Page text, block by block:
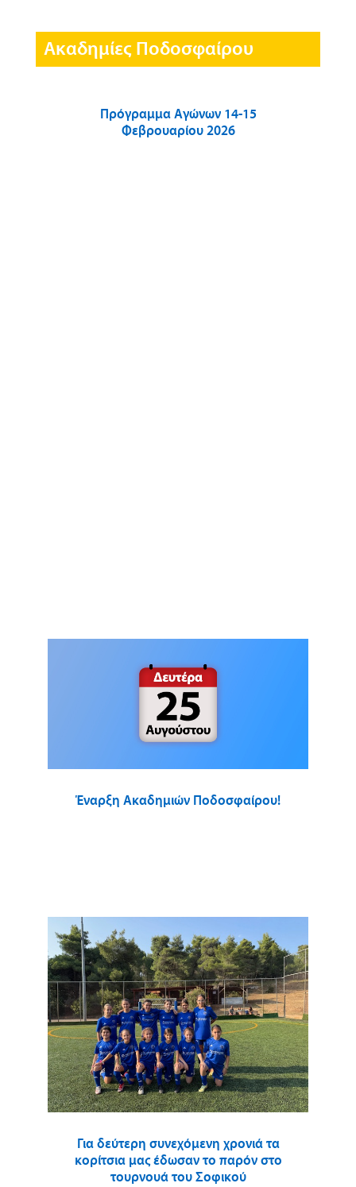
Ακαδημίες Ποδοσφαίρου
Πρόγραμμα Αγώνων 14-15
Φεβρουαρίου 2026
Έναρξη Ακαδημιών Ποδοσφαίρου!
Για δεύτερη συνεχόμενη χρονιά τα
κορίτσια μας έδωσαν το παρόν στο
τουρνουά του Σοφικού